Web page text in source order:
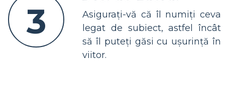
3
Asigurați-vă că îl numiți ceva
legat de subiect, astfel încât
să îl puteți găsi cu ușurință în
viitor.